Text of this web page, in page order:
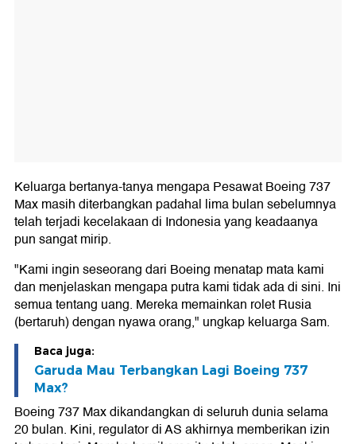
Keluarga bertanya-tanya mengapa Pesawat Boeing 737
Max masih diterbangkan padahal lima bulan sebelumnya
telah terjadi kecelakaan di Indonesia yang keadaanya
pun sangat mirip.
"Kami ingin seseorang dari Boeing menatap mata kami
dan menjelaskan mengapa putra kami tidak ada di sini. Ini
semua tentang uang. Mereka memainkan rolet Rusia
(bertaruh) dengan nyawa orang," ungkap keluarga Sam.
Baca juga:
Garuda Mau Terbangkan Lagi Boeing 737
Max?
Boeing 737 Max dikandangkan di seluruh dunia selama
20 bulan. Kini, regulator di AS akhirnya memberikan izin